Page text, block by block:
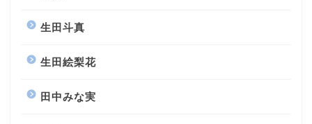
生田斗真
生田絵梨花
田中みな実